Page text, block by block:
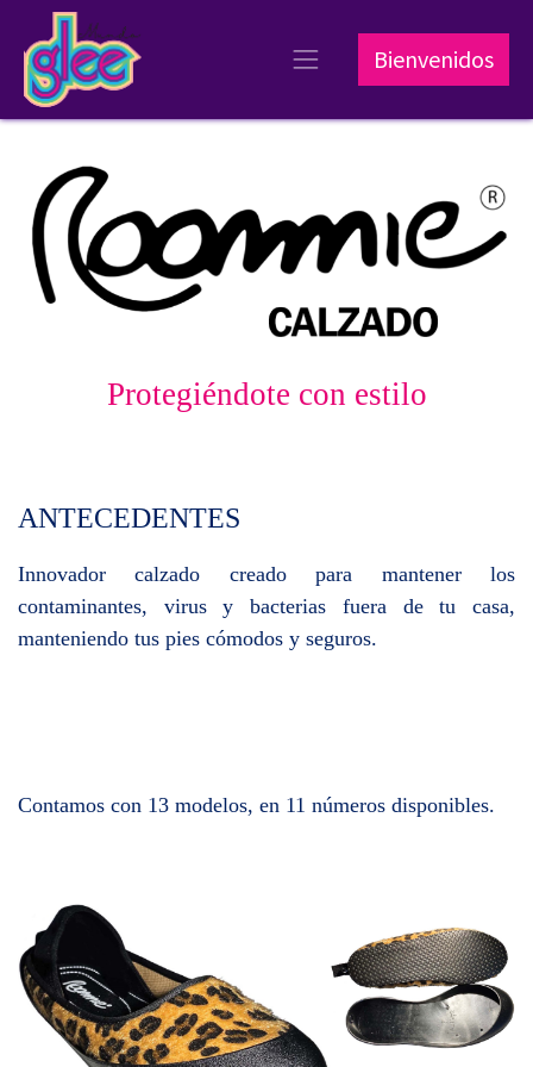
Bienvenidos
Protegiéndote con estilo
ANTECEDENTES
Innovador calzado creado para mantener los
contaminantes, virus y bacterias fuera de tu casa,
manteniendo tus pies cómodos y seguros.
Contamos con 13 modelos, en 11 números disponibles.